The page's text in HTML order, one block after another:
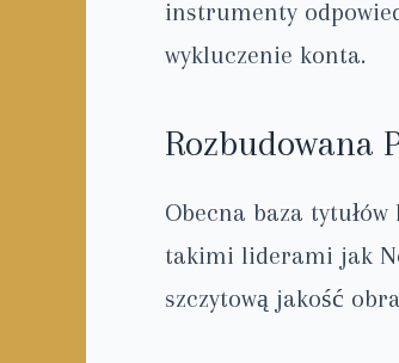
instrumenty
wykluczenie konta.
Rozbudowana
Obecna baza
takimi liderami jak
szczytową jakość